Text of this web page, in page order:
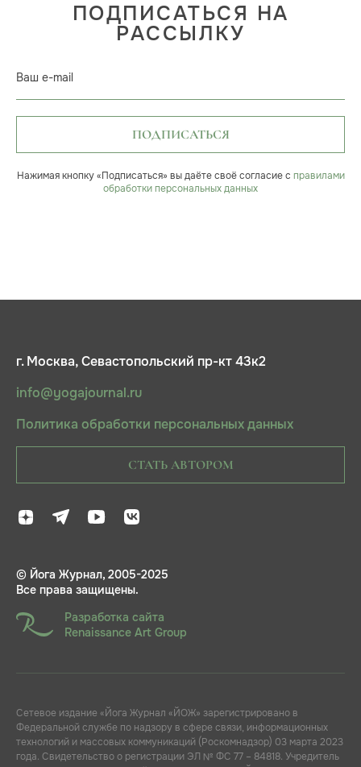
ПОДПИСАТЬСЯ НА
РАССЫЛКУ
Ваш e-mail
ПОДПИСАТЬСЯ
Нажимая кнопку «Подписаться» вы даёте своё согласие с правилами
обработки персональных данных
г. Москва, Севастопольский пр-кт 43к2
info@yogajournal.ru
Политика обработки персональных данных
СТАТЬ АВТОРОМ
© Йога Журнал, 2005-2025
Все права защищены.
Разработка сайта
Renaissance Art Group
Сетевое издание «Йога Журнал «ЙОЖ» зарегистрировано в
Федеральной службе по надзору в сфере связи, информационных
технологий и массовых коммуникаций (Роскомнадзор) 03 марта 2023
года. Свидетельство о регистрации ЭЛ № ФС 77 – 84818. Учредитель